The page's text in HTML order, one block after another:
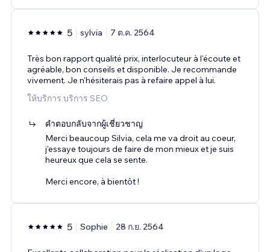
5 sylvia 7 ต.ค. 2564
Très bon rapport qualité prix, interlocuteur à l'écoute et
agréable, bon conseils et disponible. Je recommande
vivement. Je n'hésiterais pas à refaire appel à lui.
ให้บริการ บริการ SEO
คำตอบกลับจากผู้เชี่ยวชาญ
Merci beaucoup Silvia, cela me va droit au coeur,
j'essaye toujours de faire de mon mieux et je suis
heureux que cela se sente.
Merci encore, à bientôt !
5 Sophie 28 ก.ย. 2564